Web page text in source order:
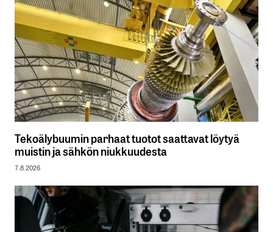
Tekoälybuumin parhaat tuotot saattavat löytyä
muistin ja sähkön niukkuudesta
7.8.2026